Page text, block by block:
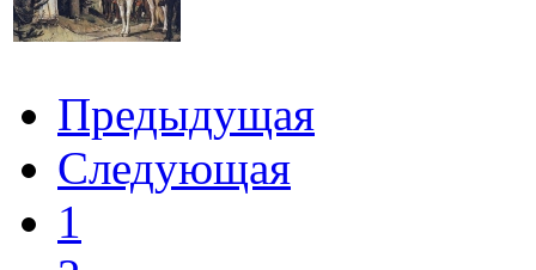
Предыдущая
Следующая
1